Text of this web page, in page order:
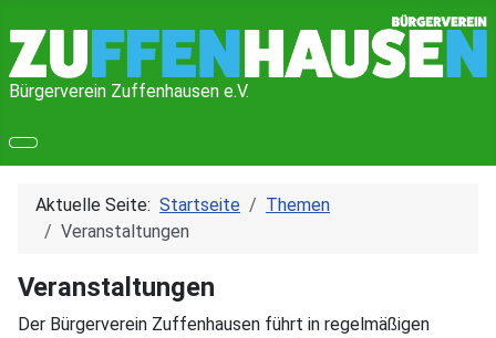
Bürgerverein Zuffenhausen e.V.
Aktuelle Seite: Startseite
Themen
Veranstaltungen
Veranstaltungen
Der Bürgerverein Zuffenhausen führt in regelmäßigen